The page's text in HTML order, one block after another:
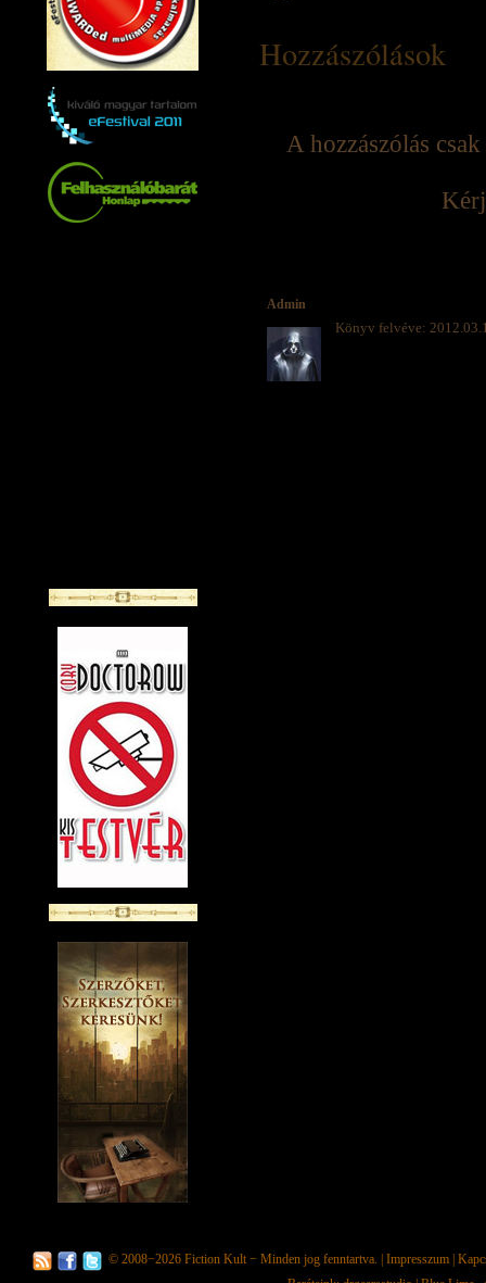
Hozzászólások
A hozzászólás
Admin
Könyv felvéve:
© 2008−2026 Fiction Kult − Minden jog fenntartva. | Impresszum